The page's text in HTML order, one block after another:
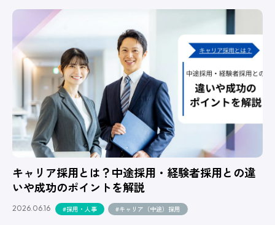
キャリア採用とは？中途採用・経験者採用との違
いや成功のポイントを解説
2026.06.16 #採用・人事 #キャリア（中途）採用